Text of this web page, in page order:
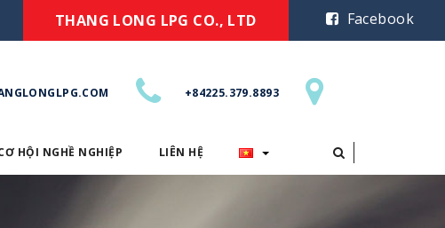
THANG LONG LPG CO., LTD Facebook
+84225.379.8893
HỘI NGHỀ NGHIỆP LIÊN HỆ